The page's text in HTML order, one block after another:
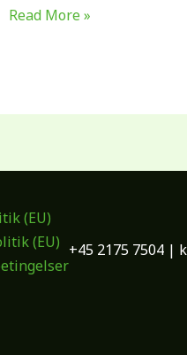
Read More »
(EU)
(EU) +45 2175 7504 |